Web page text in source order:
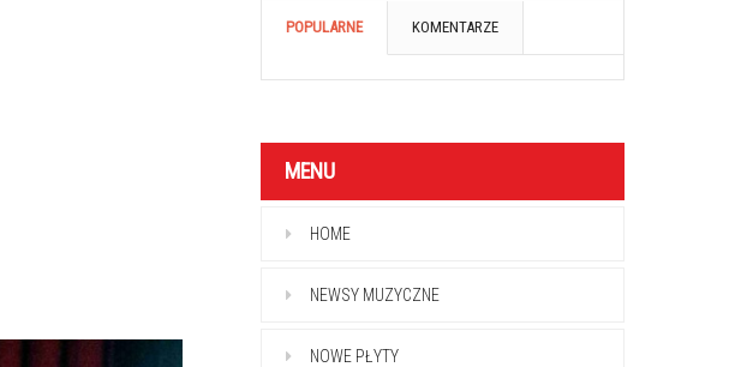
POPULARNE KOMENTARZE
MENU
HOME
NEWSY MUZYCZNE
NOWE PŁYTY